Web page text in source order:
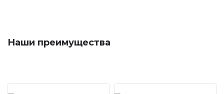
Наши преимущества